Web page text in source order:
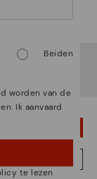
je probeert
BLIJVEN
Beiden
worden van de
Ik aanvaard
te lezen